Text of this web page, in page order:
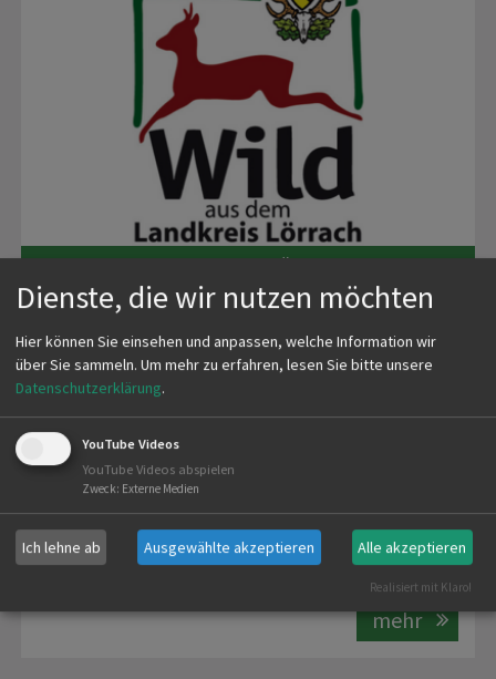
WILD AUS DEM LANDKREIS LÖRRACH
Mit unserem Wildbret treffen Sie die richtige Wahl
ist köstlich im Geschmack, von natürlicher Herkunft,
ohne lange Transportwege und ausgesprochen gesund.
Unser heimisches Wild wächst in seinem natürlichen
Lebensraum auf. Es bewegt sich in freier Wildbahn und
ernährt sich zu 100% von „Natur pur“. Es frisst nur das
was ihm schmeckt und gut bekommt. Sie können sicher
überhaupt zuzubereiten ... "WILD IST BESSER ALS BIO!"
mehr
Dienste, die wir nutzen möchten
Hier können Sie einsehen und anpassen, welche Information wir
über Sie sammeln. Um mehr zu erfahren, lesen Sie bitte unsere
Datenschutzerklärung.
YouTube Videos
YouTube Videos abspielen
Zweck: Externe Medien
Ich lehne ab Ausgewählte akzeptieren Alle akzeptieren
Realisiert mit Klaro!